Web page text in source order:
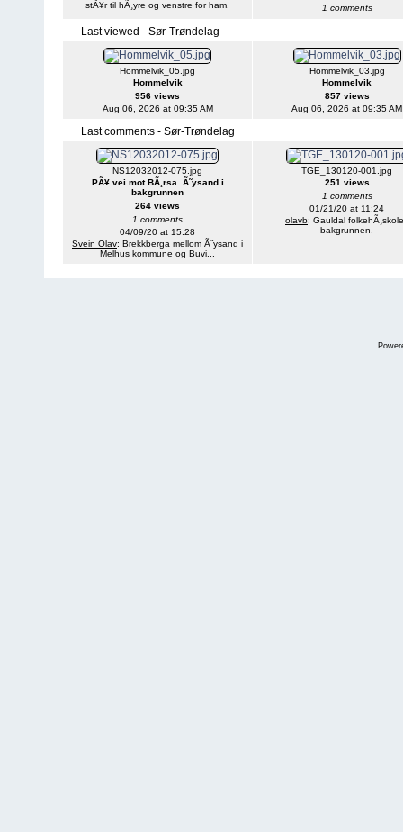
stÃ¥r til hÃ¸yre og venstre for ham.
1 comments
Last viewed - Sør-Trøndelag
Hommelvik_05.jpg
Hommelvik
956 views
Aug 06, 2026 at 09:35 AM
Hommelvik_03.jpg
Hommelvik
857 views
Aug 06, 2026 at 09:35 AM
Last comments - Sør-Trøndelag
NS12032012-075.jpg
PÃ¥ vei mot BÃ¸rsa. Ã˜ysand i
bakgrunnen
264 views
1 comments
04/09/20 at 15:28
Svein Olav: Brekkberga mellom Ã˜ysand i
Melhus kommune og Buvi...
TGE_130120-001.jpg
251 views
1 comments
01/21/20 at 11:24
olavb: Gauldal
bakgrunnen.